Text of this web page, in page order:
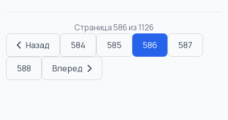
Страница 586 из 1126
Назад 584 585 586 587
588 Вперед